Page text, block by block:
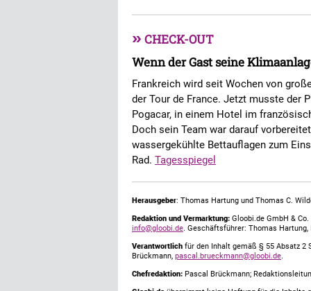
» CHECK-OUT
Wenn der Gast seine
Frankreich wird seit Wochen von
der Tour de France. Jetzt musste der
Pogacar, in einem Hotel im
Doch sein Team war darauf
wassergekühlte Bettauflagen zum
Rad. Tagesspiegel
Herausgeber: Thomas Hartung und Thomas C.
Redaktion und Vermarktung: Gloobi.de GmbH &
info@gloobi.de. Geschäftsführer: Thomas
Verantwortlich für den Inhalt gemäß § 55 Absatz 2
Brückmann, pascal.brueckmann@gloobi.de.
Chefredaktion: Pascal Brückmann;